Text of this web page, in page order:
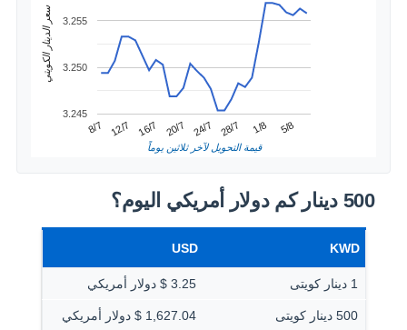
8/7 12/7 16/7 20/7 24/7 28/7 1/8 5/8
3.245
3.250
3.255
قيمة التحويل لآخر ثلاثين يوماً
سعر الدينار الكويتي
500 دينار كم دولار أمريكي اليوم؟
KWD
USD
1 دينار كويتى 3.25 $ دولار أمريكي
500 دينار كويتى 1,627.04 $ دولار أمريكي